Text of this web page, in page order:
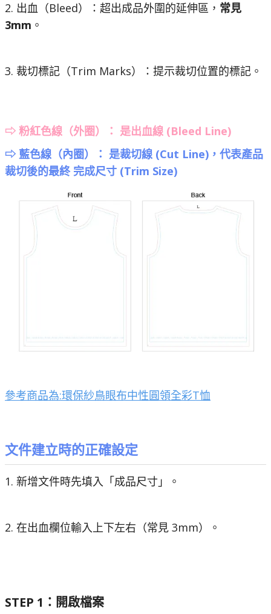
2. 出血（Bleed）：超出成品外圍的延伸區， 常見
3mm 。
3. 裁切標記（Trim Marks）：提示裁切位置的標記。
⇨ 粉紅色線（外圈）： 是出血線 (Bleed Line)
⇨ 藍色線（內圈）： 是裁切線 (Cut Line)，代表產品
裁切後的最終 完成尺寸 (Trim Size)
參考商品為:環保紗鳥眼布中性圓領全彩T恤
文件建立時的正確設定
1. 新增文件時先填入「成品尺寸」。
2. 在出血欄位輸入上下左右（常見 3mm）。
STEP 1：開啟檔案